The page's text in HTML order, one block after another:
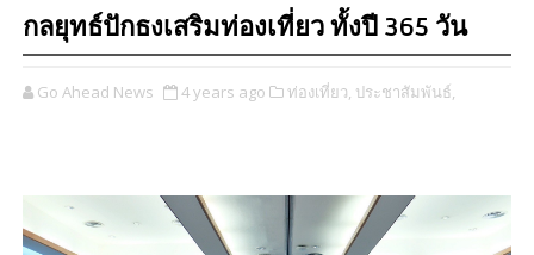
กลยุทธ์ปักธงเสริมท่องเที่ยว ทั้งปี 365 วัน
Go Ahead News 4 years ago ท่องเที่ยว, ประชาสัมพันธ์,